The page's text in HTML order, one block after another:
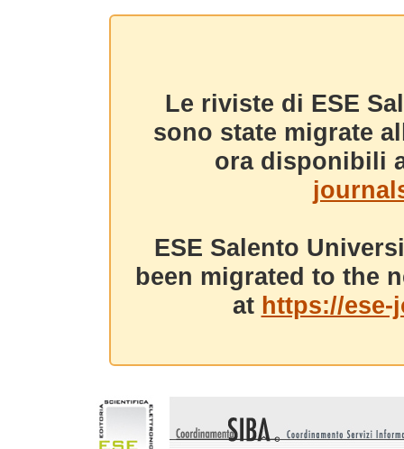
Le riviste di ESE
sono state migrate
ora disponibili
ESE Salento
been migrated to the
at https://